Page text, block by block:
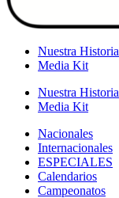
Nuestra Historia
Media Kit
Nuestra Historia
Media Kit
Nacionales
Internacionales
ESPECIALES
Calendarios
Campeonatos